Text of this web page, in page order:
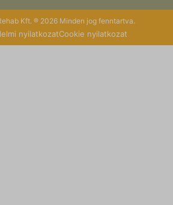
Kft. ® 2026 Minden jog fenntartva.
nyilatkozatCookie nyilatkozat